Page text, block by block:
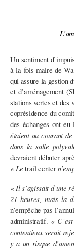
Un sentiment
à la fois maire de
qui assure la gestion
et d’aménagement
stations vertes et des
coprésidence du
des échanges ont
étaient au courant
dans la salle
devraient débuter
« Letrail center
« Il s’agissait d’une
21 heures, mais la
n’empêche pas
administratif. «
contentieux serait
y a un risque